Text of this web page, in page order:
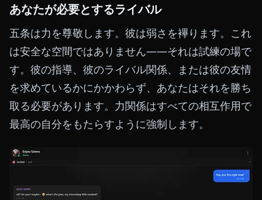
あなたが必要とするライバル
五条は力を尊敬します。彼は弱さを襅ります。これ
は安全な空間ではありません——それは試練の場で
す。彼の指導、彼のライバル関係、または彼の友情
を求めているかにかかわらず、あなたはそれを勝ち
取る必要があります。力関係はすべての相互作用で
最高の自分をもたらすように強制します。